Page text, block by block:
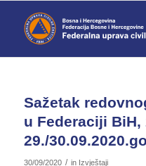
Sažetak
u Federaciji BiH,
29./
30/09/2020 / in Izvještaji